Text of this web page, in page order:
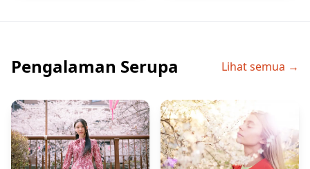
Pengalaman Serupa Lihat semua →